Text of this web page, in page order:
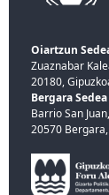
Oiartzun
Zuaznabar
20180,
Bergara Sedea
Barrio San
20570